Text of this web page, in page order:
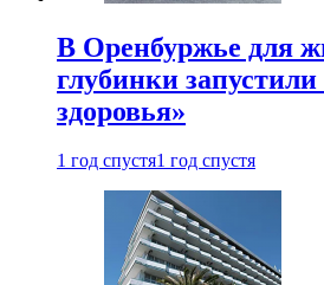
В Оренбуржье для
глубинки запустили
здоровья»
1 год спустя1 год спустя